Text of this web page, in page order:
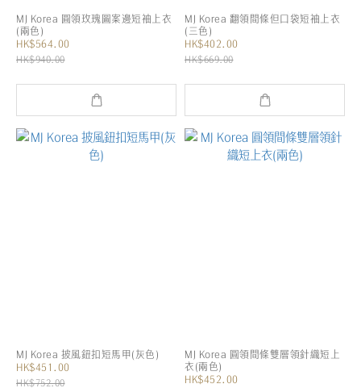
MJ Korea 圓領玫瑰圖案邊短袖上衣
(兩色)
HK$564.00
HK$940.00
MJ Korea 翻領間條但口袋短袖上衣
(三色)
HK$402.00
HK$669.00
MJ Korea 披風鈕扣短馬甲(灰色)
HK$451.00
HK$752.00
MJ Korea 圓領間條雙層領針織短上
衣(兩色)
HK$452.00